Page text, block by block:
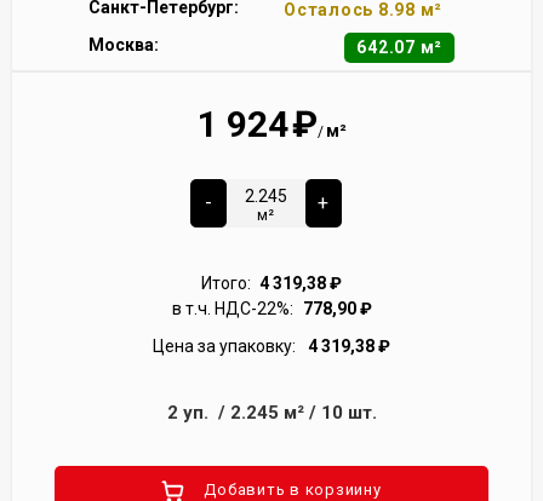
Санкт-Петербург:
Осталось 8.98 м²
Москва:
642.07 м²
1 924₽/ м²
-
м²
+
Итого: 4 319,38₽
в т.ч. НДС-22%:
778,90₽
Цена за упаковку:
4 319,38₽
2 уп. / 2.245 м²/ 10 шт.
Добавить в корзиину